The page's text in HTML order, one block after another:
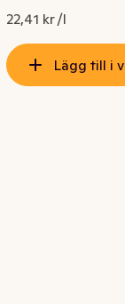
22,41 kr /l
Lägg till i